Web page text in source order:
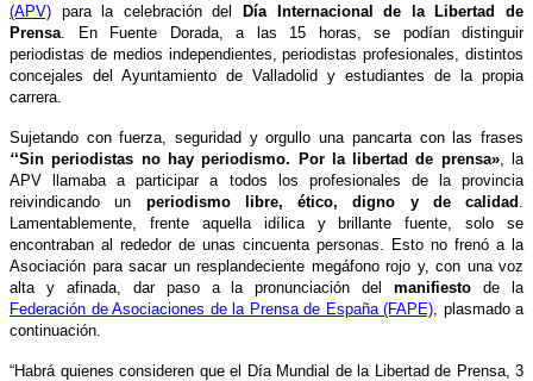
(APV) para la celebración del
Día Internacional de la Libertad de
Prensa . En Fuente Dorada, a las 15 horas, se podían distinguir
periodistas de medios independientes, periodistas profesionales, distintos
concejales del Ayuntamiento de Valladolid y estudiantes de la propia
carrera.
Sujetando con fuerza, seguridad y orgullo una pancarta con las frases
‘‘Sin periodistas no hay periodismo. Por la libertad de prensa», la
APV llamaba a participar a todos los profesionales de la provincia
reivindicando un periodismo libre, ético, digno y de calidad
Lamentablemente, frente aquella idílica y brillante fuente, solo se
encontraban al rededor de unas cincuenta personas. Esto no frenó a la
Asociación para sacar un resplandeciente megáfono rojo y, con una voz
alta y afinada, dar paso a la pronunciación delmanifiesto de la
Federación de Asociaciones de la Prensa de España (FAPE) , plasmado a
continuación.
“Habrá quienes consideren que el Día Mundial de la Libertad de Prensa, 3